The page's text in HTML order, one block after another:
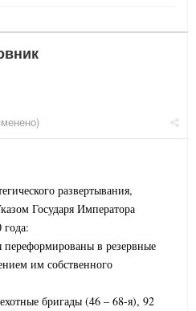
развертывания,
Государя Императора
года:
переформированы в резервные
им собственного
бригады (46 – 68-я), 92